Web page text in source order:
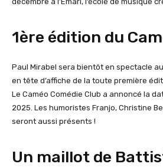
1ère édition du
Paul Mirabel sera bientôt en spectacle
en tête d’affiche de la toute première
Le Caméo Comédie Club a annoncé la
2025. Les humoristes Franjo, Christine
seront aussi présents !
Un maillot de